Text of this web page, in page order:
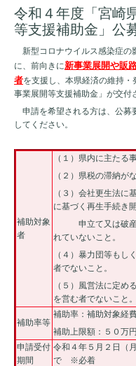
令和４年度「宮崎
等支援補助金」公
新型コロナウイルス感染症の
に、前向きに新事業展開や販
者を支援し、本県経済の維持
事業展開等支援補助金」が交付
申請を希望される方は、公募
してください。
補助対象
者
（１）県内に主たる
（２）県税の滞納が
（３）会社更生法に
に基づく再生手続き
申立て又は破産法
れていないこと。
（４）暴力団等もし
者でないこと。
（５）風営法に定め
を営む者でないこと。
補助率等
補助率：補助対象経
補助上限額：５０万円
申請受付
期間
令和４年５月２日（
で ※必着